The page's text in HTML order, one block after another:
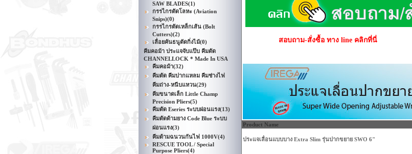
SAW BLADES(1)
กรรไกรตัดโลหะ (Aviation
Snips)(0)
กรรไกรตัดเหล็กเส้น (Bolt
Cutters)(2)
เลื่อยคันธนูตัดกิ่งไม้(0)
คีมคอม้า ประแจจับแป๊บ คีมตัด
CHANNELLOCK * Made In USA
คีมคอม้า(32)
คีมตัด คีมปากแหลม คีมช่างไฟ
คีมถ่าง-หนีบแหวน(29)
คีมขนาดเล็ก Little Champ
Precision Pliers(5)
คีมตัด Eseries ระบบผ่อนแรง(13)
คีมตัดด้ามยาง Code Blue ระบบ
ผ่อนแรง(3)
คีมด้ามฉนวนกันไฟ 1000V(4)
RESCUE TOOL / Special
Purpose Pliers(4)
สอบถาม-สั่งซื้อ ทาง line คลิกที่นี่
Product Name
ประแจเลื่อนแบบบาง Extra Slim รุ่นปากขยาย SWO 6"